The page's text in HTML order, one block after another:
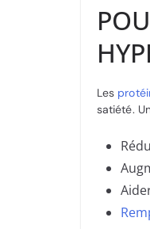
Les
satiété.